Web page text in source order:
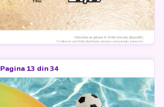
Pagina 13 din 34